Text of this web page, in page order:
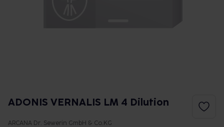
ADONIS VERNALIS LM 4 Dilution
ARCANA Dr. Sewerin GmbH & Co.KG